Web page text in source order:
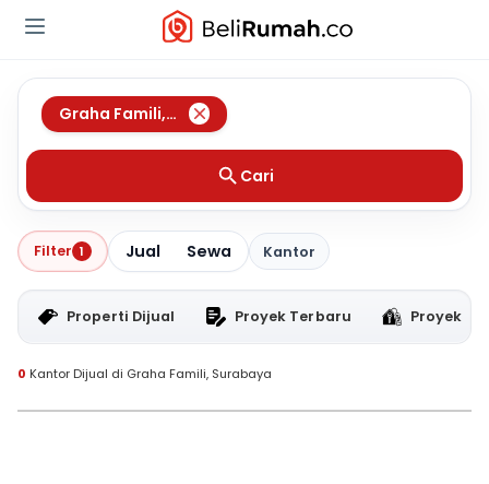
Graha Famili, Surabaya
Cari
Filter 1 Jual Sewa Kantor
Properti Dijual Proyek Terbaru Proyek
0 Kantor Dijual di Graha Famili, Surabaya